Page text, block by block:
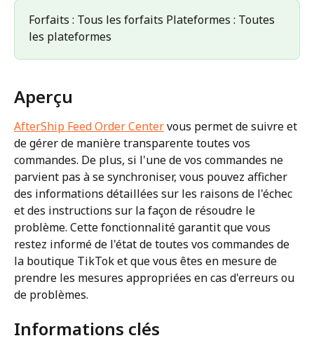
Forfaits : Tous les forfaits Plateformes : Toutes
les plateformes
Aperçu
AfterShip Feed Order Center vous permet de suivre et
de gérer de manière transparente toutes vos
commandes. De plus, si l'une de vos commandes ne
parvient pas à se synchroniser, vous pouvez afficher
des informations détaillées sur les raisons de l'échec
et des instructions sur la façon de résoudre le
problème. Cette fonctionnalité garantit que vous
restez informé de l'état de toutes vos commandes de
la boutique TikTok et que vous êtes en mesure de
prendre les mesures appropriées en cas d'erreurs ou
de problèmes.
Informations clés